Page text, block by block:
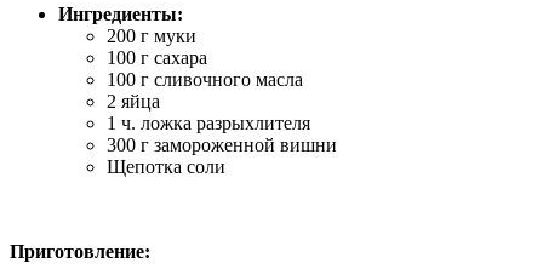
Ингредиенты:
200 г муки
100 г сахара
100 г сливочного масла
2 яйца
1 ч. ложка разрыхлителя
300 г замороженной вишни
Щепотка соли
Приготовление: